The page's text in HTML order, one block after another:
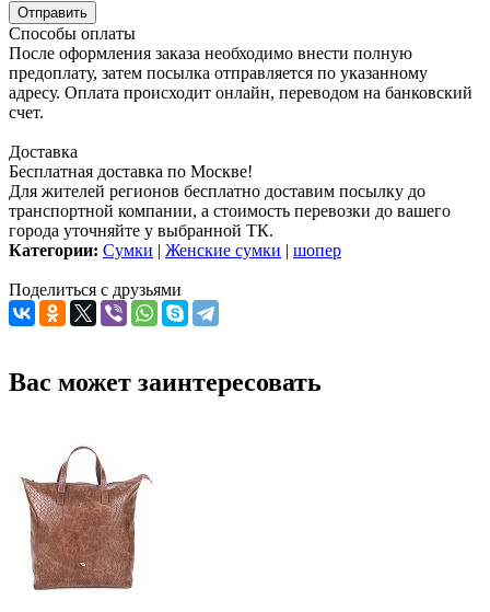
Способы оплаты
После оформления заказа необходимо внести полную
предоплату, затем посылка отправляется по указанному
адресу. Оплата происходит онлайн, переводом на банковский
счет.
Доставка
Бесплатная доставка по Москве!
Для жителей регионов бесплатно доставим посылку до
транспортной компании, а стоимость перевозки до вашего
города уточняйте у выбранной ТК.
Категории: Сумки | Женские сумки | шопер
Поделиться с друзьями
Вас может заинтересовать